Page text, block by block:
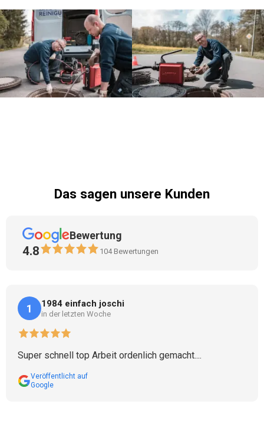
Das sagen unsere Kunden
Bewertung
4.8 104Bewertungen
1 1984 einfach joschi
in der letzten Woche
Super schnell top Arbeit ordenlich gemacht....
Veröffentlicht auf
Google